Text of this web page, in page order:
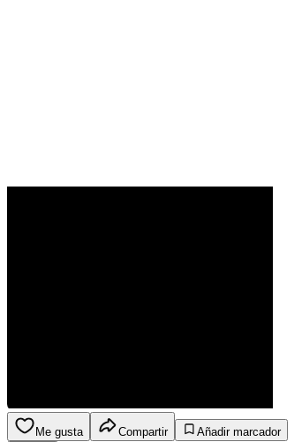
Me gusta Compartir
Añadir marcador